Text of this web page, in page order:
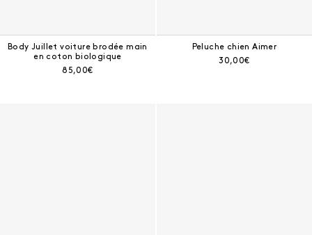
Body Juillet voiture brodée main
en coton biologique
Prix courant :
85,00€
Peluche chien Aimer
Prix courant :
30,00€